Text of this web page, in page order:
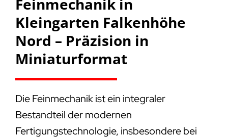
Feinmechanik in
Kleingarten Falkenhöhe
Nord – Präzision in
Miniaturformat
Die Feinmechanik ist ein integraler
Bestandteil der modernen
Fertigungstechnologie, insbesondere bei